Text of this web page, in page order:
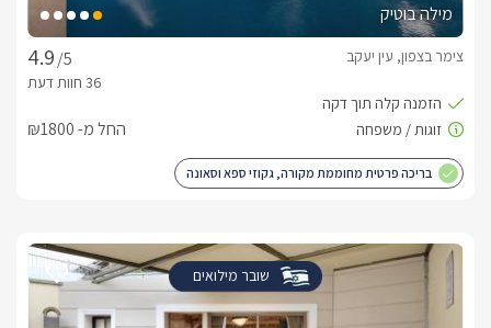
מילה בוטיק
/5
צימר בצפון, עין יעקב
החל מ- ₪1800
בריכה פרטית מחוממת מקורה, גקוזי ספא וסאונה
שובר מילואים